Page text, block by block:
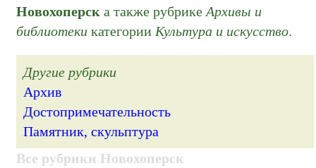
Новохоперск а также рубрикеАрхивы и
библиотеки категории Культура и искусство.
Другие рубрики
Архив
Достопримечательность
Памятник, скульптура
Все рубрики Новохоперск